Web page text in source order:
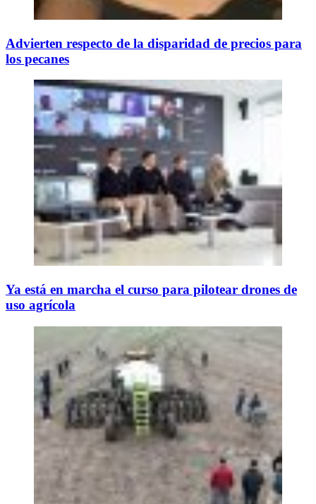
Advierten respecto de la disparidad de precios para
los pecanes
Ya está en marcha el curso para pilotear drones de
uso agrícola